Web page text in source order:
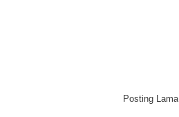
Posting Lama